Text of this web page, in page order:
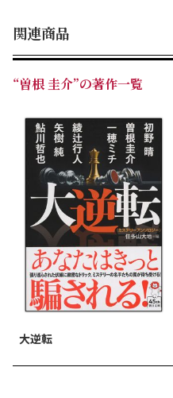
関連商品
“曽根 圭介”の著作一覧
大逆転